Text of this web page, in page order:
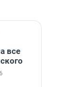
все